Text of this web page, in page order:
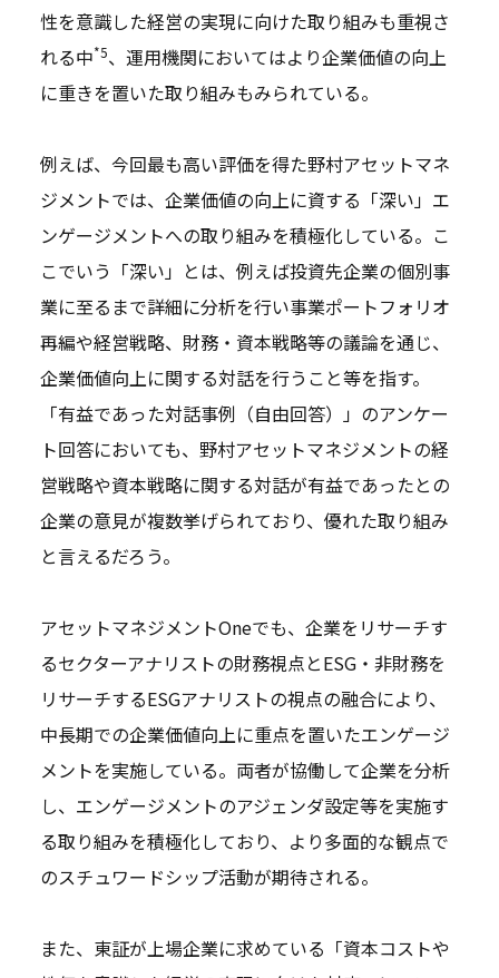
性を意識した経営の実現に向けた取り組みも重視さ
れる中*5、運用機関においてはより企業価値の向上
に重きを置いた取り組みもみられている。
例えば、今回最も高い評価を得た野村アセットマネ
ジメントでは、企業価値の向上に資する「深い」エ
ンゲージメントへの取り組みを積極化している。こ
こでいう「深い」とは、例えば投資先企業の個別事
業に至るまで詳細に分析を行い事業ポートフォリオ
再編や経営戦略、財務・資本戦略等の議論を通じ、
企業価値向上に関する対話を行うこと等を指す。
「有益であった対話事例（自由回答）」のアンケー
ト回答においても、野村アセットマネジメントの経
営戦略や資本戦略に関する対話が有益であったとの
企業の意見が複数挙げられており、優れた取り組み
と言えるだろう。
アセットマネジメントOneでも、企業をリサーチす
るセクターアナリストの財務視点とESG・非財務を
リサーチするESGアナリストの視点の融合により、
中長期での企業価値向上に重点を置いたエンゲージ
メントを実施している。両者が協働して企業を分析
し、エンゲージメントのアジェンダ設定等を実施す
る取り組みを積極化しており、より多面的な観点で
のスチュワードシップ活動が期待される。
また、東証が上場企業に求めている「資本コストや